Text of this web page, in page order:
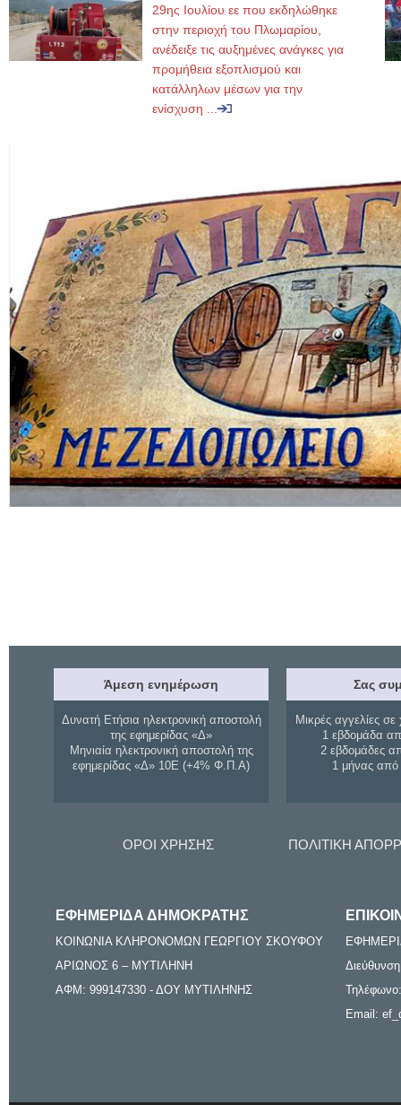
29ης Ιουλίου εε που εκδηλώθηκε
στην περιοχή του Πλωμαρίου,
ανέδειξε τις αυξημένες ανάγκες για
προμήθεια εξοπλισμού και
κατάλληλων μέσων για την
ενίσχυση ...
Άμεση ενημέρωση
Δυνατή Ετήσια ηλεκτρονική αποστολή
της εφημερίδας «Δ»
Μηνιαία ηλεκτρονική αποστολή της
εφημερίδας «Δ» 10Ε (+4% Φ.Π.Α)
Σας
Μικρές αγγελίες σε
1 εβδομάδα
2 εβδομάδες
1 μήνας
ΟΡΟΙ ΧΡΗΣΗΣ ΠΟΛΙΤΙΚΗ
ΕΦΗΜΕΡΙΔΑ ΔΗΜΟΚΡΑΤΗΣ
ΚΟΙΝΩΝΙΑ ΚΛΗΡΟΝΟΜΩΝ ΓΕΩΡΓΙΟΥ ΣΚΟΥΦΟΥ
ΑΡΙΩΝΟΣ 6 – ΜΥΤΙΛΗΝΗ
ΑΦΜ: 999147330 - ΔΟΥ ΜΥΤΙΛΗΝΗΣ
Email: